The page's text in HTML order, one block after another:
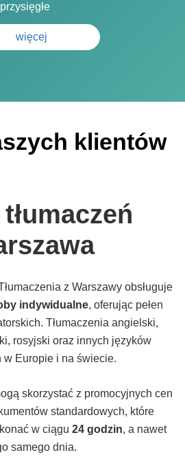
więcej
klientów
z Warszawy obsługuje
indywidualne, oferując pełen
Tłumaczenia angielski,
rosyjski oraz innych języków
w Europie i na świecie.
skorzystać z promocyjnych cen
standardowych, które
w ciągu 24 godzin, a nawet
samego dnia.